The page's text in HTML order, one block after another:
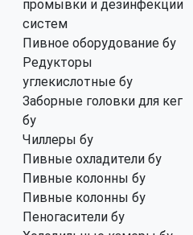
промывки и дезинфекции
систем
Пивное оборудование бу
Редукторы
углекислотные бу
Заборные головки для кег
бу
Чиллеры бу
Пивные охладители бу
Пивные колонны бу
Пивные колонны бу
Пеногасители бу